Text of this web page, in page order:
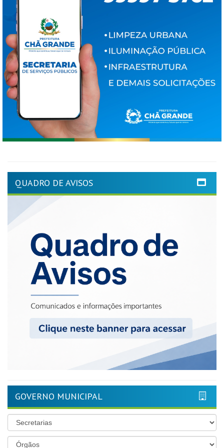
QUADRO DE AVISOS
GOVERNO MUNICIPAL